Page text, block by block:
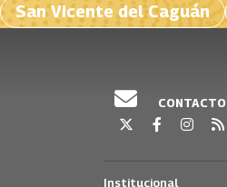
San Vicente del Caguán
CONTACTO
Institucional